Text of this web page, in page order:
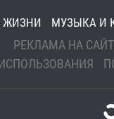
ЖИЗНИ МУЗЫКА И
РЕКЛАМА НА